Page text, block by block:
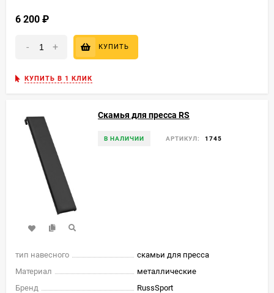
6 200
- + КУПИТЬ
КУПИТЬ В 1 КЛИК
Скамья для пресса RS
В НАЛИЧИИ АРТИКУЛ: 1745
тип навесного
скамьи для пресса
Материал
металлические
Бренд
RussSport